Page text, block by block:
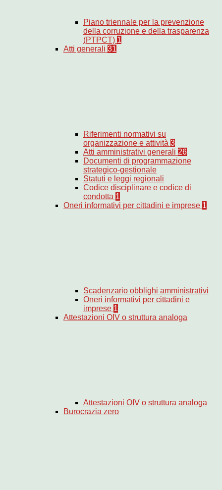
Piano triennale per la prevenzione
della corruzione e della trasparenza
(PTPCT) 1
Atti generali 31
Riferimenti normativi su
organizzazione e attività 3
Atti amministrativi generali 26
Documenti di programmazione
strategico-gestionale
Statuti e leggi regionali
Codice disciplinare e codice di
condotta 1
Oneri informativi per cittadini e imprese 1
Scadenzario obblighi amministrativi
Oneri informativi per cittadini e
imprese 1
Attestazioni OIV o struttura analoga
Attestazioni OIV o struttura analoga
Burocrazia zero